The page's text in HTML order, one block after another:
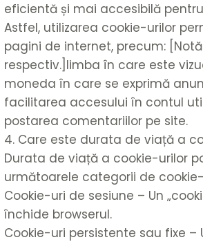
eficientă și mai accesibilă
Astfel, utilizarea cookie-urilor
pagini de internet, precum:
respectiv.]limba în care este
moneda în care se exprimă
facilitarea accesului în contul
postarea comentariilor pe site.
4. Care este durata de viață a
Durata de viață a cookie-urilor
următoarele categorii de
Cookie-uri de sesiune – Un
închide browserul.
Cookie-uri persistente sau fixe –